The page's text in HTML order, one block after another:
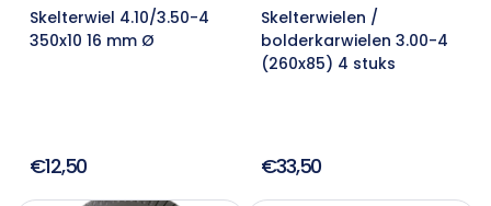
Skelterwiel 4.10/3.50-4
350x10 16 mm Ø
€12,50
Skelterwielen /
bolderkarwielen 3.00-4
(260x85) 4 stuks
€33,50